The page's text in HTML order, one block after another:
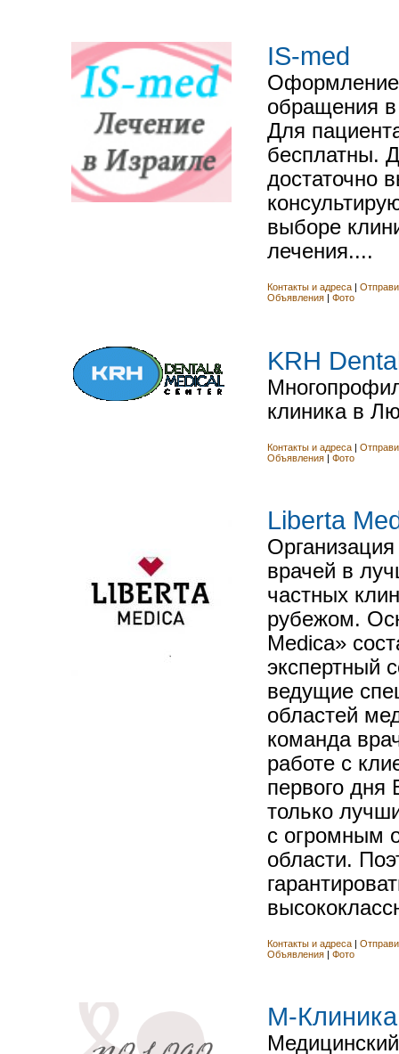
IS-med
Оформление
обращения в
Для
бесплатны.
достаточно
выборе
лечения....
Контакты и адреса
Объявления
Фото
KRH
клиника в
Контакты и адреса |
Объявления | Фото
Liberta
врачей в
частных
рубежом.
Medica»
экспертный
ведущие
областей
команда
работе с
первого дня
только
с огромным
области.
Контакты и адреса |
Объявления | Фото
M-Клиника